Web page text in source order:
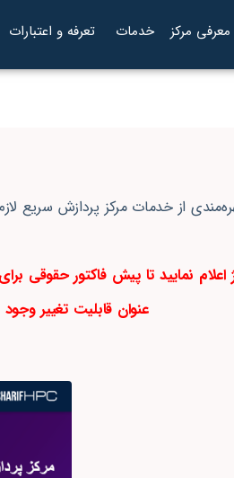
معرفی مرکز خدمات تعرفه و اعتبارات
از خدمات مرکز پردازش سریع
اعلام نمایید تا پیش فاکتور
عنوان قابلیت تغییر وجود